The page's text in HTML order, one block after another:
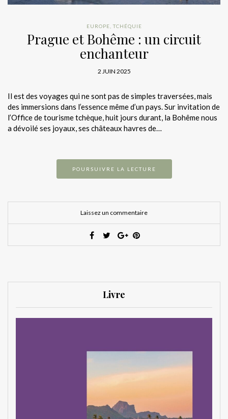
EUROPE ,TCHÉQUIE
Prague et Bohême : un circuit
enchanteur
2 JUIN 2025
Il est des voyages qui ne sont pas de simples traversées, mais
des immersions dans l’essence même d’un pays. Sur invitation de
l’Office de tourisme tchèque, huit jours durant, la Bohême nous
a dévoilé ses joyaux, ses châteaux havres de…
POURSUIVRE LA LECTURE
Laissez un commentaire
Livre